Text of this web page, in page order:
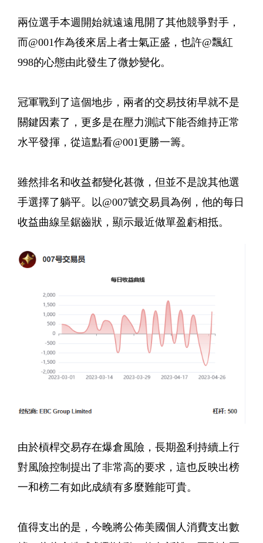
兩位選手本週開始就遠遠甩開了其他競爭對手，
而@001作為後來居上者士氣正盛，也許@飄紅
998的心態由此發生了微妙變化。
冠軍戰到了這個地步，兩者的交易技術早就不是
關鍵因素了，更多是在壓力測試下能否維持正常
水平發揮，從這點看@001更勝一籌。
雖然排名和收益都變化甚微，但並不是說其他選
手選擇了躺平。以@007號交易員為例，他的每日
收益曲線呈鋸齒狀，顯示最近做單盈虧相抵。
由於槓桿交易存在爆倉風險，長期盈利持續上行
對風險控制提出了非常高的要求，這也反映出榜
一和榜二有如此成績有多麼難能可貴。
值得支出的是，今晚將公佈美國個人消費支出數